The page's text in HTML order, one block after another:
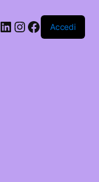
LinkedIn
Instagram
Facebook
Accedi